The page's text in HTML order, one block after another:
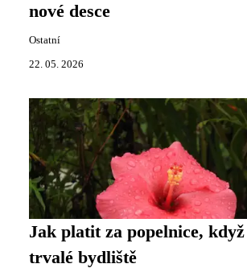
nové desce
Ostatní
22. 05. 2026
Jak platit za popelnice,
trvalé bydliště